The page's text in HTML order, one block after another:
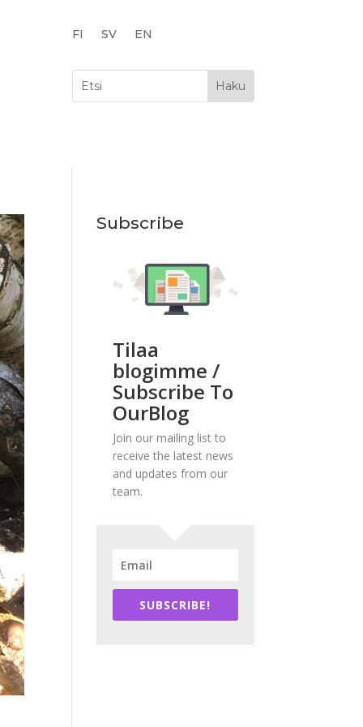
FI SV EN
Subscribe
Tilaa
blogimme /
Subscribe To
OurBlog
Join our mailing list to
receive the latest news
and updates from our
team.
SUBSCRIBE!